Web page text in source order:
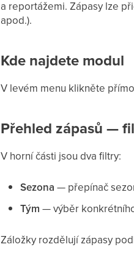
a reportážemi. Zápasy lze
apod.).
Kde najdete modul
V levém menu klikněte
Přehled zápasů —
V horní části jsou dva filtry:
Sezona — přepínač
Tým — výběr
Záložky rozdělují zápasy